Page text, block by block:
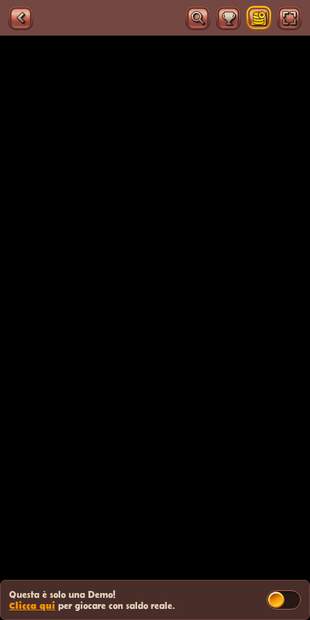
Questa è solo una Demo!
Clicca qui per giocare con saldo reale.